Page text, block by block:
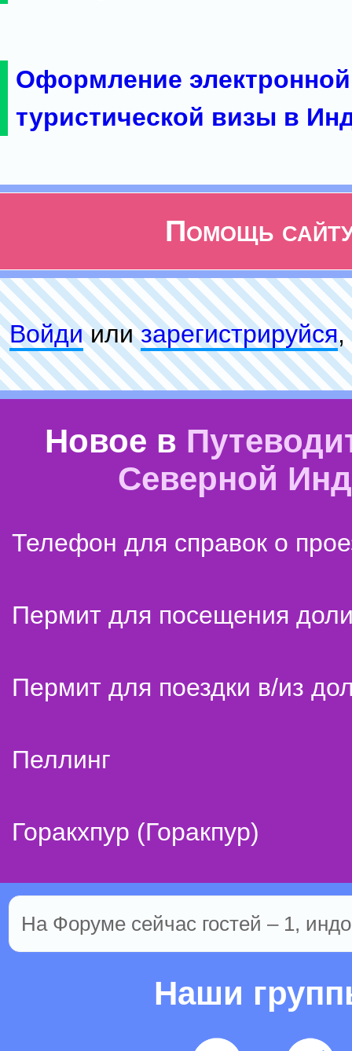
Оформление электронной
туристической визы в
Помощь
Войдиилизарeгиcтpируйся,
Новое в
Северной
Телефон для справок о
Пермит для посещения
Пермит для поездки в/из
Пеллинг
Горакхпур (Горакпур)
На Форуме сейчас гостей – 1,
Наши